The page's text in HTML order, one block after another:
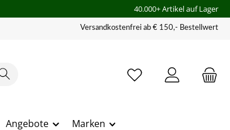
40.000+ Artikel auf Lager
Versandkostenfrei ab € 150,- Bestellwert
Angebote Marken